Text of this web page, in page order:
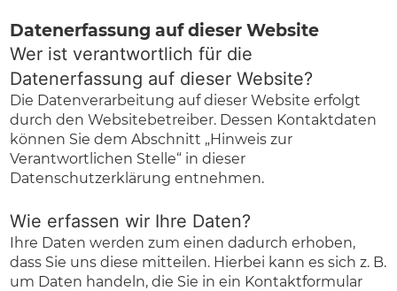
Datenerfassung auf dieser Website
Wer ist verantwortlich für die
Datenerfassung auf dieser Website?
Die Datenverarbeitung auf dieser Website erfolgt
durch den Websitebetreiber. Dessen Kontaktdaten
können Sie dem Abschnitt „Hinweis zur
Verantwortlichen Stelle“ in dieser
Datenschutzerklärung entnehmen.
Wie erfassen wir Ihre Daten?
Ihre Daten werden zum einen dadurch erhoben,
dass Sie uns diese mitteilen. Hierbei kann es sich z. B.
um Daten handeln, die Sie in ein Kontaktformular